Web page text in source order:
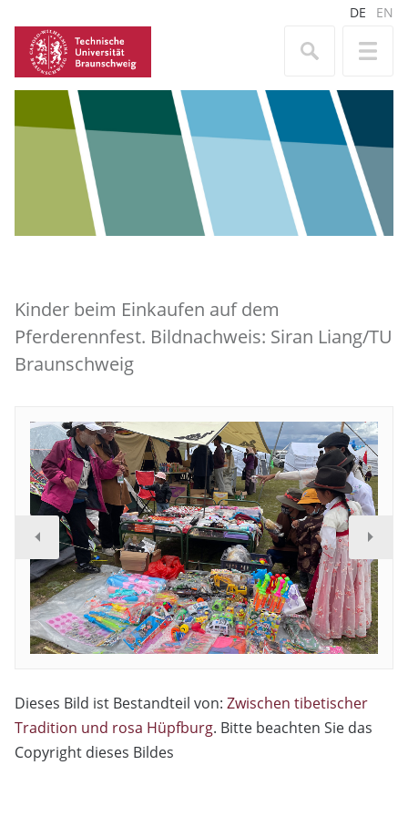
DE EN
Kinder beim Einkaufen auf dem
Pferderennfest. Bildnachweis: Siran Liang/TU
Braunschweig
Dieses Bild ist Bestandteil von: Zwischen tibetischer
Tradition und rosa Hüpfburg. Bitte beachten Sie das
Copyright dieses Bildes